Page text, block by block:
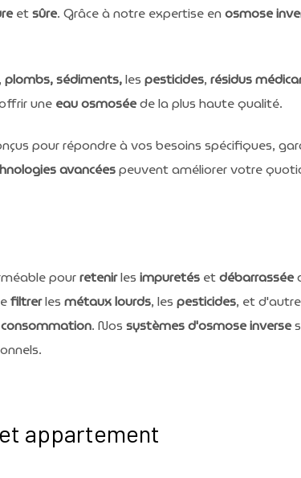
etsûre. Grâce à notre expertise enosmose
, plombs, sédiments,les pesticides, résidus
uneeau osmoséede la plus haute qualité.
pour répondre à vos besoins spécifiques,
avancéespeuvent améliorer votre
pourretenirles impuretés etdébarrassée
filtrerles métaux lourds, les pesticides, et
consommation. Nos systèmes d'osmose inverse
appartement